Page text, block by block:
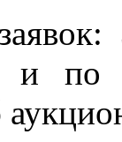
и по